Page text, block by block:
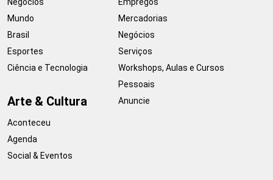
Mundo
Brasil
Esportes
Ciência e Tecnologia
Arte & Cultura
Aconteceu
Agenda
Social & Eventos
Mercadorias
Negócios
Serviços
Workshops, Aulas e Cursos
Pessoais
Anuncie